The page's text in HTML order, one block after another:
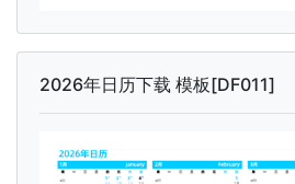
2026年日历下载 模板[DF011]